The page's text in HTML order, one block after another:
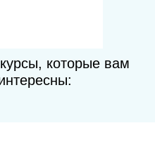
которые вам